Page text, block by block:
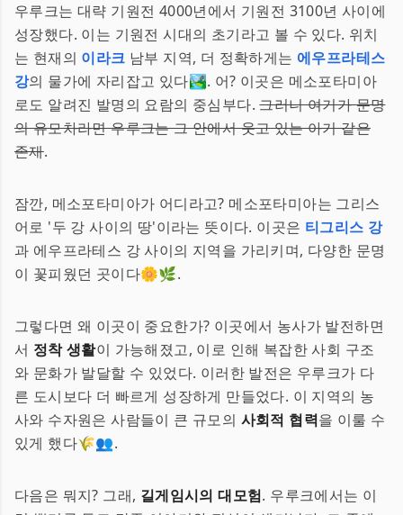
우루크는 대략 기원전 4000년에서 기원전 3100년 사이에
성장했다. 이는 기원전 시대의 초기라고 볼 수 있다. 위치
는 현재의 이라크 남부 지역, 더 정확하게는 에우프라테스
강의 물가에 자리잡고 있다🏞️. 어? 이곳은 메소포타미아
로도 알려진 발명의 요람의 중심부다.그러니 여기가 문명
의 유모차라면 우루크는 그 안에서 웃고 있는 아기 같은
존재.
잠깐, 메소포타미아가 어디라고? 메소포타미아는 그리스
어로 '두 강 사이의 땅'이라는 뜻이다. 이곳은 티그리스 강
과 에우프라테스 강 사이의 지역을 가리키며, 다양한 문명
이 꽃피웠던 곳이다🌼🌿.
그렇다면 왜 이곳이 중요한가? 이곳에서 농사가 발전하면
서 정착 생활이 가능해졌고, 이로 인해 복잡한 사회 구조
와 문화가 발달할 수 있었다. 이러한 발전은 우루크가 다
른 도시보다 더 빠르게 성장하게 만들었다. 이 지역의 농
사와 수자원은 사람들이 큰 규모의 사회적 협력을 이룰 수
있게 했다🌾👥.
다음은 뭐지? 그래, 길게임시의 대모험. 우루크에서는 이